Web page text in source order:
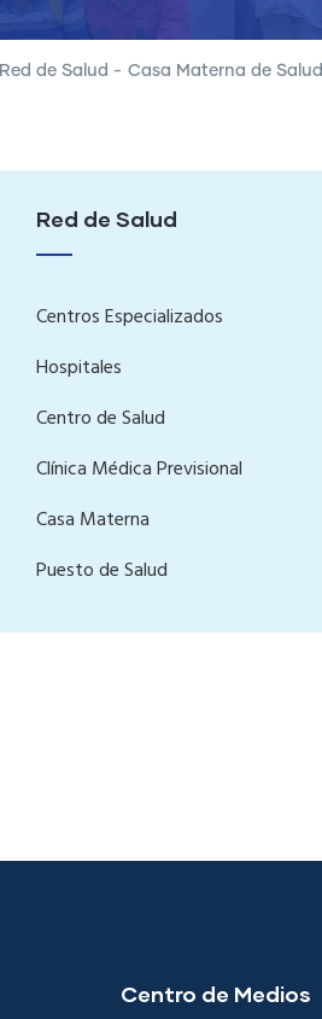
Red de Salud - Casa Materna de Salud
Red de Salud
Centros Especializados
Hospitales
Centro de Salud
Clínica Médica Previsional
Casa Materna
Puesto de Salud
Centro de Medios